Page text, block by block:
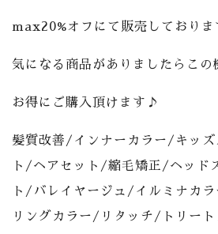
max20%オフにて販売しておりま
気になる商品がありましたらこの
お得にご購入頂けます♪
髪質改善/インナーカラー/キッズ
ト/ヘアセット/縮毛矯正/ヘッド
ト/バレイヤージュ/イルミナカ
リングカラー/リタッチ/トリー